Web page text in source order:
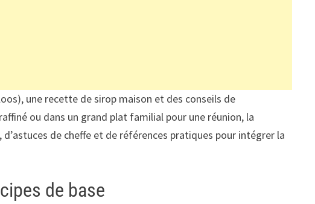
une recette de sirop maison et des conseils de
ou dans un grand plat familial pour une réunion, la
de cheffe et de références pratiques pour intégrer la
de base